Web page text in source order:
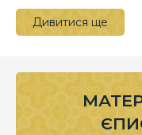
Дивитися ще